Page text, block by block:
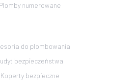
Plomby numerowane
do plombowania
bezpieczeństwa
Koperty bezpieczne